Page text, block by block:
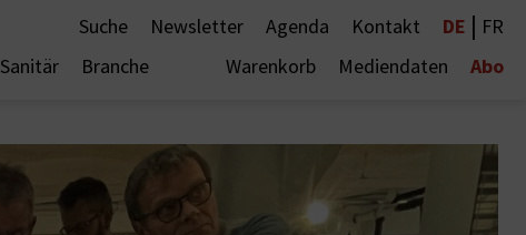
Suche Newsletter Agenda Kontakt DE | FR
Sanitär Branche Warenkorb Mediendaten Abo